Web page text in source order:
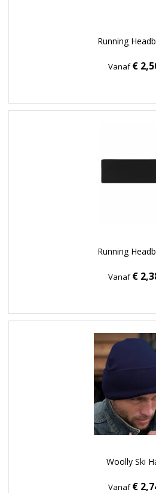
Running
Vanaf€
Running
Vanaf€
Woolly Ski
Vanaf€